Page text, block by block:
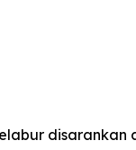
disarankan